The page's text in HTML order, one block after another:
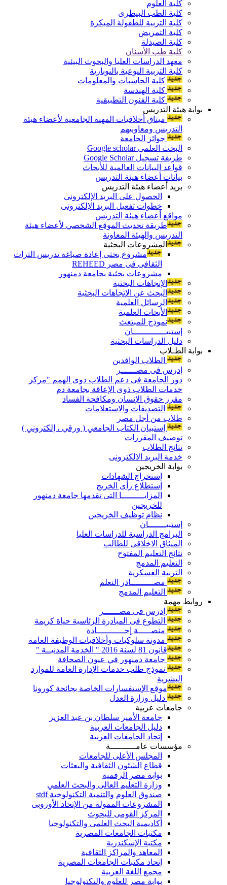
كلية العلوم
كلية الطب البيطرى
كلية التربية للطفولة المبكرة
كلية التمريض
كلية الصيدلة
كلية طب الأسنان
معهد الدراسات العليا والبحوث البيئية
كلية التربية النوعية بالنوبارية
كلية الحاسبات والمعلومات
كلية الهندسة
كلية الفنون التطبيقية
بوابة هيئة التدريس
ميثاق أخلاقيات المهنة الجامعية لأعضاء هيئة
التدريس ومعاونيهم
جوائز الجامعة
البحث العلمى Google scholar
طريقة تسجيل Google Scholar
قواعد البيانات العالمية للأبحاث
بيانات أعضاء هيئة التدريس
بريد أعضاء هيئة التدريس
الحصول على البريد الإلكترونى
خطوات تفعيل البريد الإلكترونى
مواقع أعضاء هيئة التدريس
طريقة تحديث الموقع الشخصي لأعضاء هيئة
التدريس والهيئة المعاونة
المشروعات البحثية
مشروع بحثى إعادة صياغة تدريس التراث
الثقافى فى مصر REHEED
مشروعات بحثية بجامعة دمنهور
الإتجاهات البحثية
البحث عن الإتجاهات البحثية
الرسائل العلمية
الأبحاث العلمية
نموذج للمبتعث
إستبيـــــــــــــان
دليل الدراسات البحثية
بوابة الطـلاب
الطلاب الوافدين
إدرس فى مصــــــر
دور الجامعة فى دعم الطلاب ذوى الهمم "مركز
خدمات الطلاب ذوى الإعاقة بجامعة دم
مقرر حقوق الإنسان ومكافحة الفساد
التصديقات والاستعلامات
طلاب من أجل مصر
إستبيان الكتاب الجامعي ( ورقي ، إلكتروني )
توصيف المقررات
نتائج الطلاب
خدمة البريد الالكترونى
بوابة الخريجين
إستخراج الشهادات
إستطلاع رأى الخريج
المزايـــــــــا التى تقدمها جامعة دمنهور
للخريجين
نظام توظيف الخريجين
إستبيـــــــان
البرامج الدراسية للدراسات العليا
الميثاق الاخلاقى للطالب
نتائج التعليم المفتوح
التعليم المدمج
التربية العسكرية
مصـــــــــادر التعلم
التعليم المدمج
روابط مهمة
إدرس فى مصــــــر
التطوع فى المبادرة الرئاسية حياة كريمة
منصـــــة إجـــــــــــادة
مدونة سلوكيات وأخلاقيات الوظيفة العامة
قانون 81 لسنة 2016 " الخدمة المدنيــة "
جامعة دمنهور في عيون الصحافة
نموذج طلب خدمات الإدارة العامة للموارد
البشرية
موقع الإستفسارات الخاصة بجائحة كورونا
دليل وزارة العدل
جامعات عربية
جامعة الأمير سلطان بن عبد العزيز
دليل الجامعات العربية
إتحاد الجامعات العربية
مؤسسات عامــــــــــة
المجلس الأعلى للجامعات
قطاع الشئون الثقافية والبعثات
بوابة مصر الرقمية
وزارة التعليم العالى والبحث العلمي
صندوق العلوم والتنمية التكنولوجية stdf
المشروعات الممولة من الإتحاد الأوروبى
المركز القومى للبحوث
أكاديمية البحث العلمى والتكنولوجيا
مكتبات الجامعات المصرية
مكتبة الإسكندرية
المعاهد والمراكز الثقافية
إتحاد مكتبات الجامعات المصرية
مجمع اللغة العربية
بوابة مصر للعلوم والتكتولوجيا